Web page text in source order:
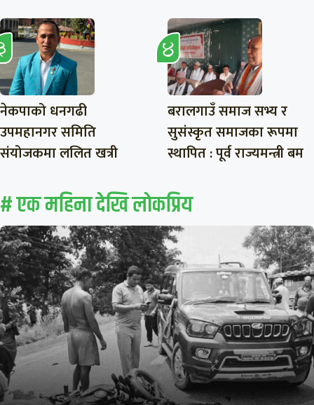
नेकपाको धनगढी
उपमहानगर समिति
संयोजकमा ललित खत्री
बरालगाउँ समाज सभ्य र
सुसंस्कृत समाजका रूपमा
स्थापित : पूर्व राज्यमन्त्री बम
# एक महिना देखि लाेकप्रिय